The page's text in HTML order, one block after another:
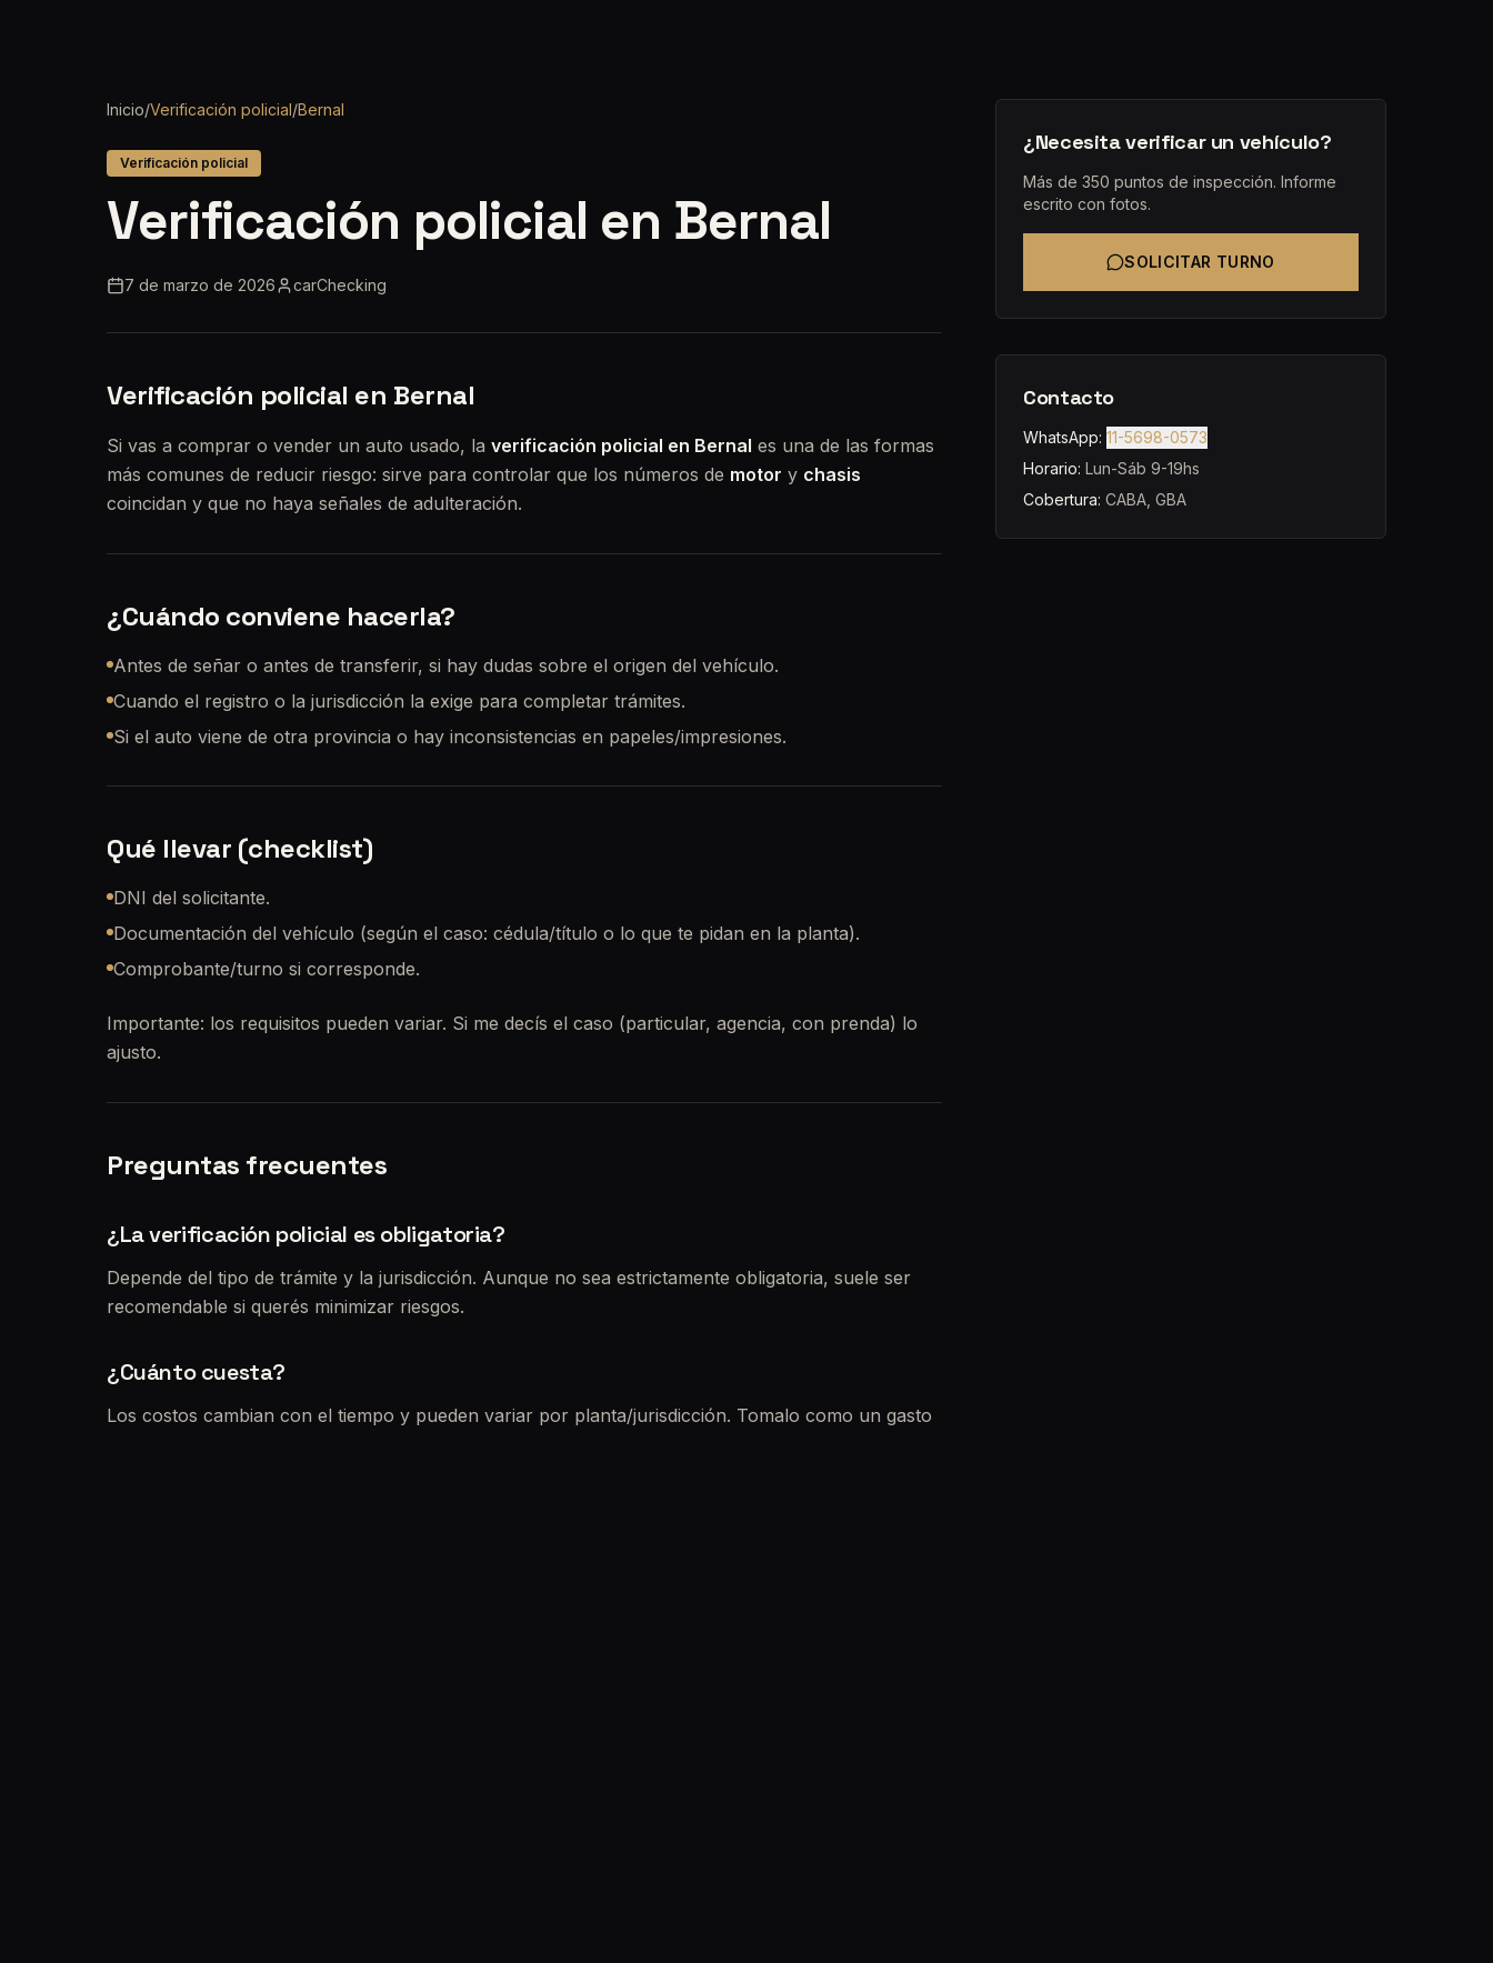
Inicio/Verificación policial/Bernal
Verificación policial
Verificación policial en Bernal
7 de marzo de 2026 carChecking
Verificación policial en Bernal
Si vas a comprar o vender un auto usado, la verificación policial en Bernal es una de las formas
más comunes de reducir riesgo: sirve para controlar que los números de motor y chasis
coincidan y que no haya señales de adulteración.
¿Cuándo conviene hacerla?
Antes de señar o antes de transferir, si hay dudas sobre el origen del vehículo.
Cuando el registro o la jurisdicción la exige para completar trámites.
Si el auto viene de otra provincia o hay inconsistencias en papeles/impresiones.
Qué llevar (checklist)
DNI del solicitante.
Documentación del vehículo (según el caso: cédula/título o lo que te pidan en la planta).
Comprobante/turno si corresponde.
Importante: los requisitos pueden variar. Si me decís el caso (particular, agencia, con prenda) lo
ajusto.
Preguntas frecuentes
¿La verificación policial es obligatoria?
Depende del tipo de trámite y la jurisdicción. Aunque no sea estrictamente obligatoria, suele ser
recomendable si querés minimizar riesgos.
¿Cuánto cuesta?
Los costos cambian con el tiempo y pueden variar por planta/jurisdicción. Tomalo como un gasto
¿Necesita verificar un vehículo?
Más de 350 puntos de inspección. Informe
escrito con fotos.
SOLICITAR TURNO
Contacto
WhatsApp: 11-5698-0573
Horario: Lun-Sáb 9-19hs
Cobertura: CABA, GBA